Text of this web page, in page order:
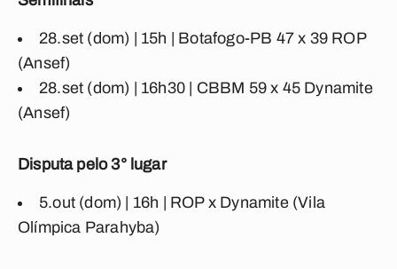
28.set (dom) | 15h | Botafogo-PB 47 x 39 ROP
(Ansef)
28.set (dom) | 16h30 | CBBM 59 x 45 Dynamite
(Ansef)
Disputa pelo 3° lugar
5.out (dom) | 16h | ROP x Dynamite (Vila
Olímpica Parahyba)